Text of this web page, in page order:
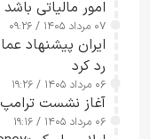
امور مالیاتی باشد
۰۷ مرداد ۱۴۰۵ / ۰۹:۲۶
ایران پیشنهاد
رد کرد
۰۶ مرداد ۱۴۰۵ / ۱۹:۲۶
آغاز نشست ترامپ
۰۶ مرداد ۱۴۰۵ / ۱۹:۱۶